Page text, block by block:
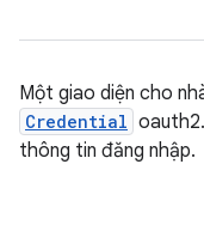
Một giao diện cho
Credential
thông tin đăng nhập.